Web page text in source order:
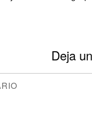
Deja